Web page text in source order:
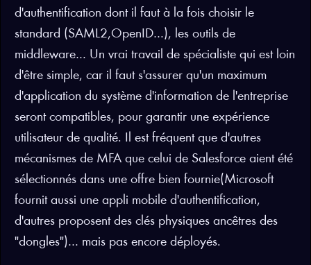
d'authentification dont il faut à la fois choisir le
standard (SAML2,OpenID…), les outils de
middleware… Un vrai travail de spécialiste qui est loin
d'être simple, car il faut s'assurer qu'un maximum
d'application du système d'information de l'entreprise
seront compatibles, pour garantir une expérience
utilisateur de qualité. Il est fréquent que d'autres
mécanismes de MFA que celui de Salesforce aient été
sélectionnés dans une offre bien fournie(Microsoft
fournit aussi une appli mobile d'authentification,
d'autres proposent des clés physiques ancêtres des
"dongles")… mais pas encore déployés.